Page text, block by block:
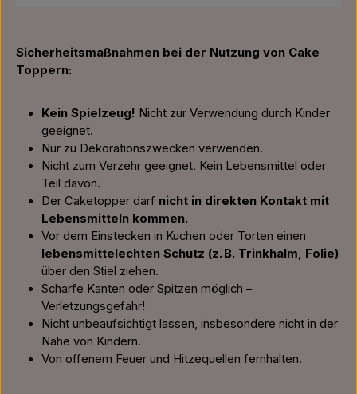
Sicherheitsmaßnahmen bei der Nutzung von Cake
Toppern:
Kein Spielzeug! Nicht zur Verwendung durch Kinder
geeignet.
Nur zu Dekorationszwecken verwenden.
Nicht zum Verzehr geeignet. Kein Lebensmittel oder
Teil davon.
Der Caketopper darf nicht in direkten Kontakt mit
Lebensmitteln kommen.
Vor dem Einstecken in Kuchen oder Torten einen
lebensmittelechten Schutz (z. B. Trinkhalm, Folie)
über den Stiel ziehen.
Scharfe Kanten oder Spitzen möglich –
Verletzungsgefahr!
Nicht unbeaufsichtigt lassen, insbesondere nicht in der
Nähe von Kindern.
Von offenem Feuer und Hitzequellen fernhalten.